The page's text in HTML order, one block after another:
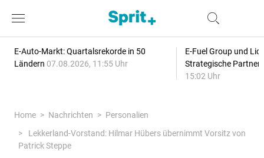
E-Auto-Markt: Quartalsrekorde in 50
Ländern 07.08.2026, 11:55 Uhr
E-Fuel Group und
Strategische
15:02 Uhr
Home Nachrichten
Personalien
Lekkerland-Vorstand: Hilmar Hübers übernimmt Vorsitz von
Patrick Steppe